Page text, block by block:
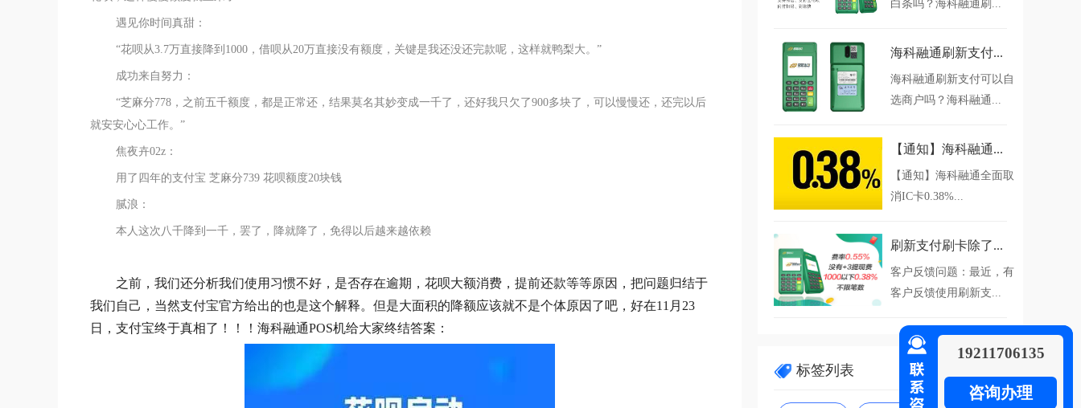
遇见你时间真甜：
“花呗从3.7万直接降到1000，借呗从20万直接没有额度，关键是我还没还完款呢，这样就鸭梨大。”
成功来自努力：
“芝麻分778，之前五千额度，都是正常还，结果莫名其妙变成一千了，还好我只欠了900多块了，可以慢慢还，还完以后
就安安心心工作。”
焦夜卉02z：
用了四年的支付宝 芝麻分739 花呗额度20块钱
腻浪：
本人这次八千降到一千，罢了，降就降了，免得以后越来越依赖
之前，我们还分析我们使用习惯不好，是否存在逾期，花呗大额消费，提前还款等等原因，把问题归结于
我们自己，当然支付宝官方给出的也是这个解释。但是大面积的降额应该就不是个体原因了吧，好在11月23
日，支付宝终于真相了！！！海科融通POS机给大家终结答案：
白条吗？海科融通刷...
海科融通刷新支付...
海科融通刷新支付可以自
选商户吗？海科融通...
【通知】海科融通...
【通知】海科融通全面取
消IC卡0.38%...
刷新支付刷卡除了...
客户反馈问题：最近，有
客户反馈使用刷新支...
标签列表
19211706135
咨询办理